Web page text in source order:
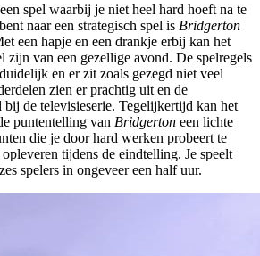
een spel waarbij je niet heel hard hoeft na te
naar een strategisch spel is Bridgerton
een hapje en een drankje erbij kan het
zijn van een gezellige avond. De spelregels
en er zit zoals gezegd niet veel
zien er prachtig uit en de
bij de televisieserie. Tegelijkertijd kan het
puntentelling van Bridgerton een lichte
die je door hard werken probeert te
tijdens de eindtelling. Je speelt
spelers in ongeveer een half uur.